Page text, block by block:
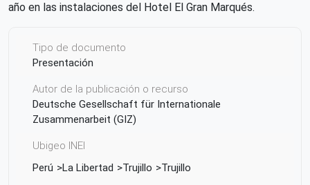
año en las instalaciones del Hotel El Gran Marqués.
Tipo de documento
Presentación
Autor de la publicación o recurso
Deutsche Gesellschaft für Internationale
Zusammenarbeit (GIZ)
Ubigeo INEI
Perú
La Libertad Trujillo Trujillo